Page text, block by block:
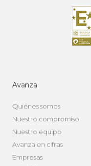
Avanza
Quiénes somos
Nuestro compromiso
Nuestro equipo
Avanza en cifras
Empresas